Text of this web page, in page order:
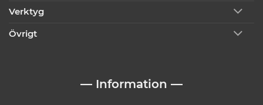
Verktyg
Övrigt
— Information —